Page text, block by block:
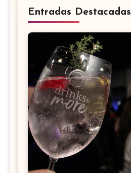
Entradas Destacadas